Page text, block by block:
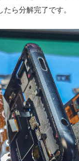
ら分解完了です。